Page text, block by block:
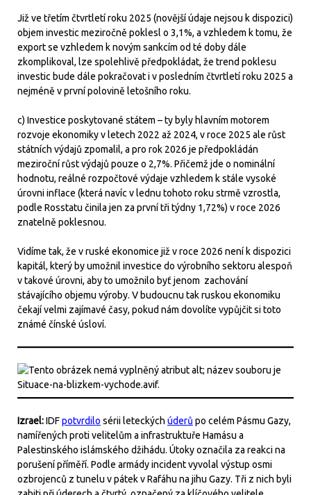
Již ve třetím čtvrtletí roku 2025 (novější údaje nejsou k dispozici)
objem investic meziročně poklesl o 3,1%, a vzhledem k tomu, že
export se vzhledem k novým sankcím od té doby dále
zkomplikoval, lze spolehlivě předpokládat, že trend poklesu
investic bude dále pokračovat i v posledním čtvrtletí roku 2025 a
nejméně v první polovině letošního roku.
c) Investice poskytované státem – ty byly hlavním motorem
rozvoje ekonomiky v letech 2022 až 2024, v roce 2025 ale růst
státních výdajů zpomalil, a pro rok 2026 je předpokládán
meziroční růst výdajů pouze o 2,7%. Přičemž jde o nominální
hodnotu, reálné rozpočtové výdaje vzhledem k stále vysoké
úrovni inflace (která navíc v lednu tohoto roku strmě vzrostla,
podle Rosstatu činila jen za první tři týdny 1,72%) v roce 2026
znatelně poklesnou.
Vidíme tak, že v ruské ekonomice již v roce 2026 není k dispozici
kapitál, který by umožnil investice do výrobního sektoru alespoň
v takové úrovni, aby to umožnilo byť jenom zachování
stávajícího objemu výroby. V budoucnu tak ruskou ekonomiku
čekají velmi zajímavé časy, pokud nám dovolíte vypůjčit si toto
známé čínské úsloví.
Izrael:IDFpotvrdilo sérii leteckých úderů po celém Pásmu Gazy,
namířených proti velitelům a infrastruktuře Hamásu a
Palestinského islámského džihádu. Útoky označila za reakci na
porušení příměří. Podle armády incident vyvolal výstup osmi
ozbrojenců z tunelu v pátek v Rafáhu na jihu Gazy. Tři z nich byli